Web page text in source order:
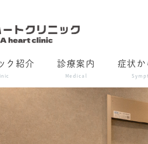
ク紹介 診療案内
Medical
症状か